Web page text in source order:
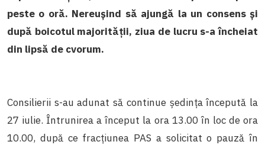
peste o oră. Nereușind să ajungă la un consens și
după boicotul majorității, ziua de lucru s-a încheiat
din lipsă de cvorum.
Consilierii s-au adunat să continue ședința începută la
27 iulie. Întrunirea a început la ora 13.00 în loc de ora
10.00, după ce fracțiunea PAS a solicitat o pauză în